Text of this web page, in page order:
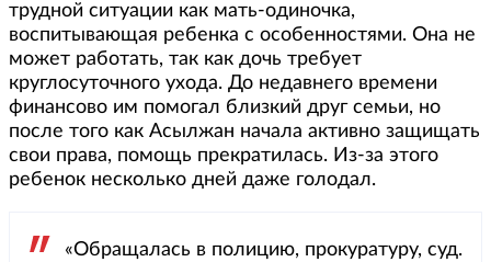
трудной ситуации как мать-одиночка,
воспитывающая ребенка с особенностями. Она не
может работать, так как дочь требует
круглосуточного ухода. До недавнего времени
финансово им помогал близкий друг семьи, но
после того как Асылжан начала активно защищать
свои права, помощь прекратилась. Из-за этого
ребенок несколько дней даже голодал.
«Обращалась в полицию, прокуратуру, суд.